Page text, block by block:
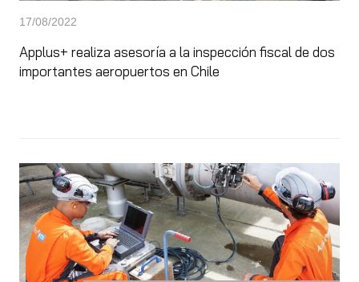
17/08/2022
Applus+ realiza asesoría a la inspección fiscal de dos
importantes aeropuertos en Chile